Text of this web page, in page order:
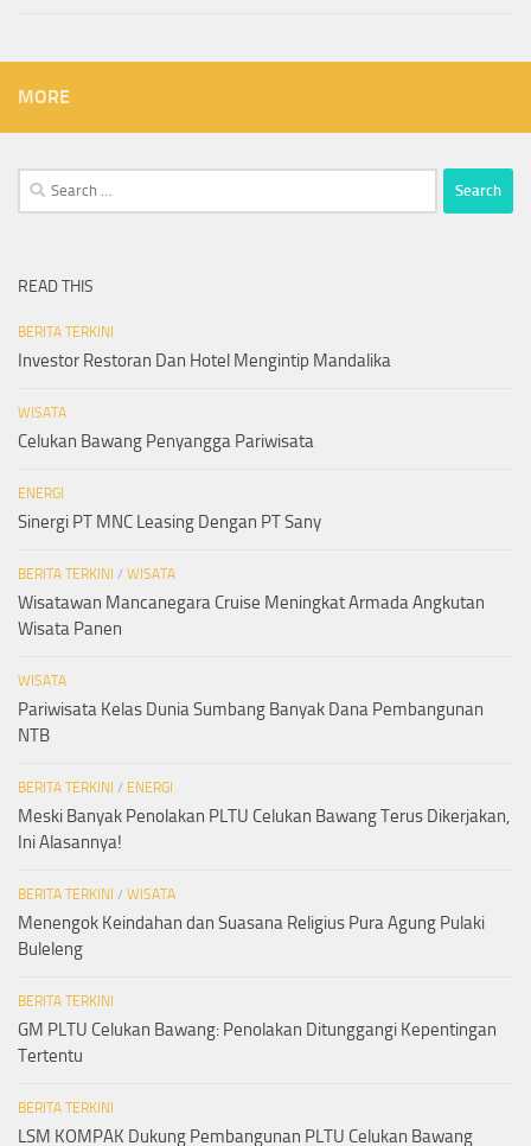
MORE
Search
for:
READ THIS
BERITA TERKINI
Investor Restoran Dan Hotel Mengintip Mandalika
WISATA
Celukan Bawang Penyangga Pariwisata
ENERGI
Sinergi PT MNC Leasing Dengan PT Sany
BERITA TERKINI / WISATA
Wisatawan Mancanegara Cruise Meningkat Armada Angkutan
Wisata Panen
WISATA
Pariwisata Kelas Dunia Sumbang Banyak Dana Pembangunan
NTB
BERITA TERKINI / ENERGI
Meski Banyak Penolakan PLTU Celukan Bawang Terus Dikerjakan,
Ini Alasannya!
BERITA TERKINI / WISATA
Menengok Keindahan dan Suasana Religius Pura Agung Pulaki
Buleleng
BERITA TERKINI
GM PLTU Celukan Bawang: Penolakan Ditunggangi Kepentingan
Tertentu
BERITA TERKINI
LSM KOMPAK Dukung Pembangunan PLTU Celukan Bawang